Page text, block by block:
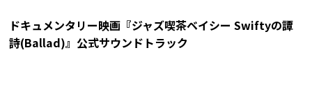
ドキュメンタリー映画『ジャズ喫茶ベイシー Swiftyの譚
詩(Ballad)』公式サウンドトラック